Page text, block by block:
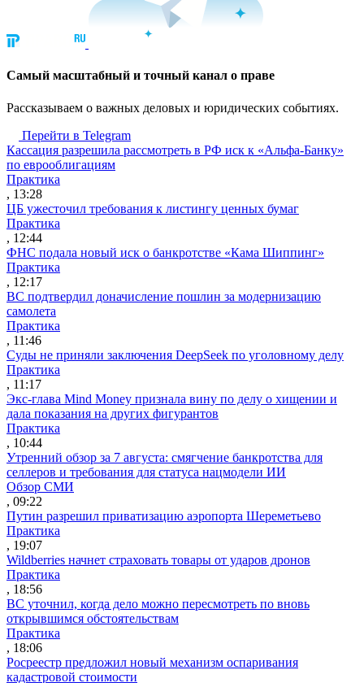
Cамый масштабный и точный канал о праве
Рассказываем о важных деловых и юридических событиях.
Перейти в Telegram
Кассация разрешила рассмотреть в РФ иск к «Альфа-Банку»
по еврооблигациям
Практика
, 13:28
ЦБ ужесточил требования к листингу ценных бумаг
Практика
, 12:44
ФНС подала новый иск о банкротстве «Кама Шиппинг»
Практика
, 12:17
ВС подтвердил доначисление пошлин за модернизацию
самолета
Практика
, 11:46
Суды не приняли заключения DeepSeek по уголовному делу
Практика
, 11:17
Экс-глава Mind Money признала вину по делу о хищении и
дала показания на других фигурантов
Практика
, 10:44
Утренний обзор за 7 августа: смягчение банкротства для
селлеров и требования для статуса нацмодели ИИ
Обзор СМИ
, 09:22
Путин разрешил приватизацию аэропорта Шереметьево
Практика
, 19:07
Wildberries начнет страховать товары от ударов дронов
Практика
, 18:56
ВС уточнил, когда дело можно пересмотреть по вновь
открывшимся обстоятельствам
Практика
, 18:06
Росреестр предложил новый механизм оспаривания
кадастровой стоимости